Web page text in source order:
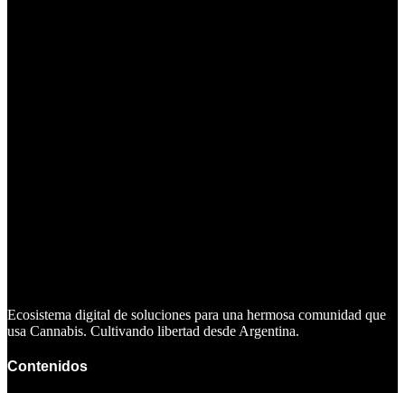
Ecosistema digital de soluciones para una hermosa comunidad que
usa Cannabis. Cultivando libertad desde Argentina.
Contenidos